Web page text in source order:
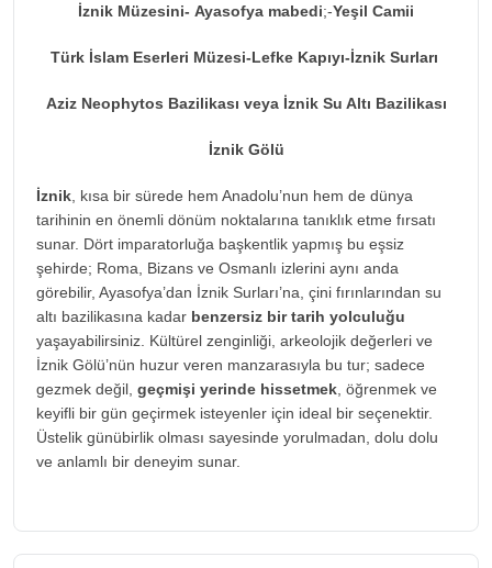
İznik Müzesini- Ayasofya mabedi;-Yeşil Camii
Türk İslam Eserleri Müzesi-Lefke Kapıyı-İznik Surları
Aziz Neophytos Bazilikası veya İznik Su Altı Bazilikası
İznik Gölü
İznik , kısa bir sürede hem Anadolu’nun hem de dünya
tarihinin en önemli dönüm noktalarına tanıklık etme fırsatı
sunar. Dört imparatorluğa başkentlik yapmış bu eşsiz
şehirde; Roma, Bizans ve Osmanlı izlerini aynı anda
görebilir, Ayasofya’dan İznik Surları’na, çini fırınlarından su
altı bazilikasına kadar benzersiz bir tarih yolculuğu
yaşayabilirsiniz. Kültürel zenginliği, arkeolojik değerleri ve
İznik Gölü’nün huzur veren manzarasıyla bu tur; sadece
gezmek değil, geçmişi yerinde hissetmek , öğrenmek ve
keyifli bir gün geçirmek isteyenler için ideal bir seçenektir.
Üstelik günübirlik olması sayesinde yorulmadan, dolu dolu
ve anlamlı bir deneyim sunar.